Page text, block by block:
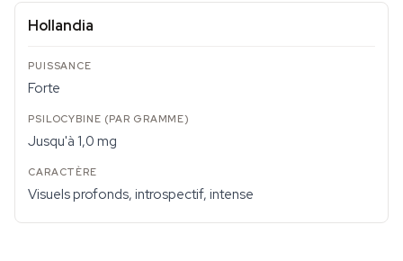
Hollandia
Forte
Jusqu'à 1,0 mg
Visuels profonds, introspectif, intense